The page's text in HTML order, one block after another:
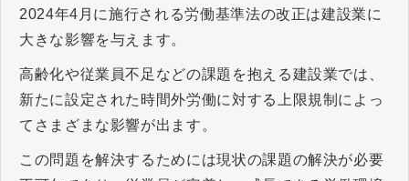
2024年4月に施行される労働基準法の改正は建設業に
大きな影響を与えます。
高齢化や従業員不足などの課題を抱える建設業では、
新たに設定された時間外労働に対する上限規制によっ
てさまざまな影響が出ます。
この問題を解決するためには現状の課題の解決が必要